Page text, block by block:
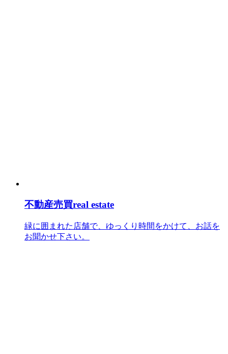
不動産売買real estate
緑に囲まれた店舗で、ゆっくり時間をかけて、お話を
お聞かせ下さい。